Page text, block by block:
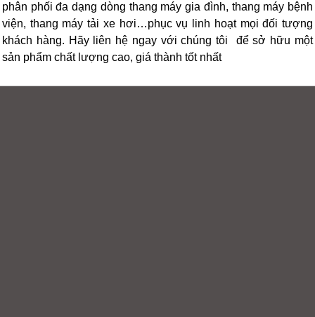
phân phối đa dạng dòng thang máy gia đình, thang máy bệnh
viện, thang máy tải xe hơi…phục vụ linh hoạt mọi đối tượng
khách hàng. Hãy liên hệ ngay với chúng tôi để sở hữu một
sản phẩm chất lượng cao, giá thành tốt nhất